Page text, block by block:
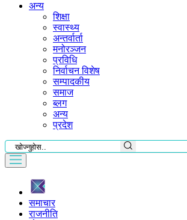
अन्य
शिक्षा
स्वास्थ्य
अन्तर्वार्ता
मनोरञ्जन
प्रविधि
निर्वाचन विशेष
सम्पादकीय
समाज
ब्लग
अन्य
प्रदेश
समाचार
राजनीति